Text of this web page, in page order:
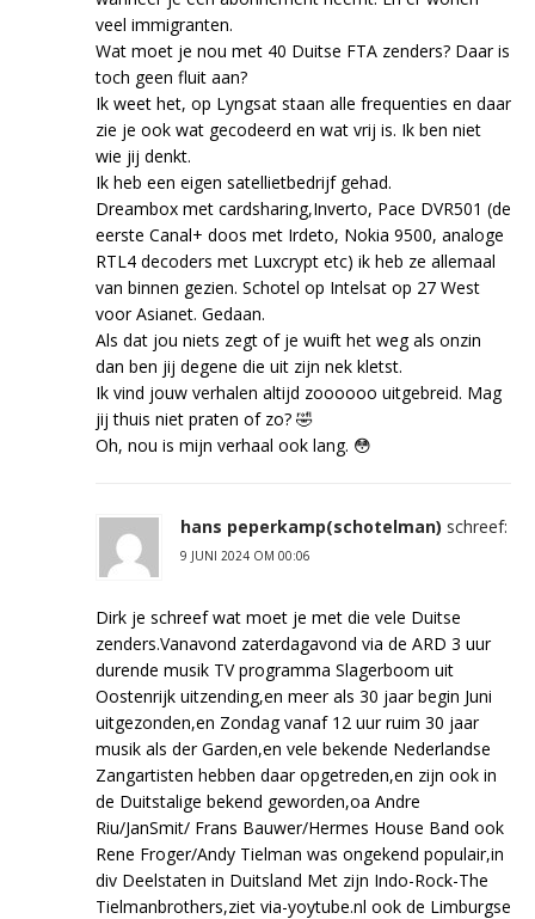
veel immigranten.
Wat moet je nou met 40 Duitse FTA zenders? Daar is
toch geen fluit aan?
Ik weet het, op Lyngsat staan alle frequenties en daar
zie je ook wat gecodeerd en wat vrij is. Ik ben niet
wie jij denkt.
Ik heb een eigen satellietbedrijf gehad.
Dreambox met cardsharing,Inverto, Pace DVR501 (de
eerste Canal+ doos met Irdeto, Nokia 9500, analoge
RTL4 decoders met Luxcrypt etc) ik heb ze allemaal
van binnen gezien. Schotel op Intelsat op 27 West
voor Asianet. Gedaan.
Als dat jou niets zegt of je wuift het weg als onzin
dan ben jij degene die uit zijn nek kletst.
Ik vind jouw verhalen altijd zoooooo uitgebreid. Mag
jij thuis niet praten of zo? 🤣
Oh, nou is mijn verhaal ook lang. 😳
hans peperkamp(schotelman) schreef:
9 JUNI 2024 OM 00:06
Dirk je schreef wat moet je met die vele Duitse
zenders.Vanavond zaterdagavond via de ARD 3 uur
durende musik TV programma Slagerboom uit
Oostenrijk uitzending,en meer als 30 jaar begin Juni
uitgezonden,en Zondag vanaf 12 uur ruim 30 jaar
musik als der Garden,en vele bekende Nederlandse
Zangartisten hebben daar opgetreden,en zijn ook in
de Duitstalige bekend geworden,oa Andre
Riu/JanSmit/ Frans Bauwer/Hermes House Band ook
Rene Froger/Andy Tielman was ongekend populair,in
div Deelstaten in Duitsland Met zijn Indo-Rock-The
Tielmanbrothers,ziet via-yoytube.nl ook de Limburgse